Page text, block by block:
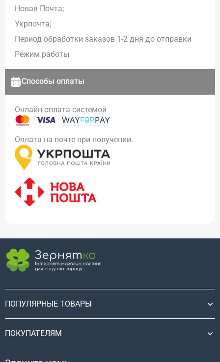
Новая Почта;
Укрпочта;
Период обработки заказов 1-2 дня до отправки
Режим работы
Способы оплаты
Онлайн оплата системой
Оплата на почте при получении.
ПОПУЛЯРНЫЕ ТОВАРЫ
ПОКУПАТЕЛЯМ